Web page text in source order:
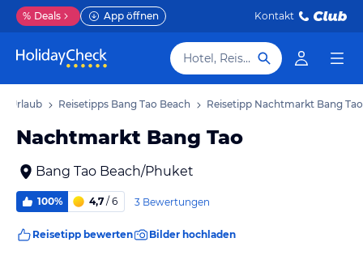
% Deals App öffnen Kontakt
Hotel, Reiseziel
Urlaub Reisetipps Bang Tao Beach Reisetipp Nachtmarkt Bang Tao
Nachtmarkt Bang Tao
Bang Tao Beach/Phuket
100% 4,7 / 6 3 Bewertungen
Reisetipp bewerten Bilder hochladen